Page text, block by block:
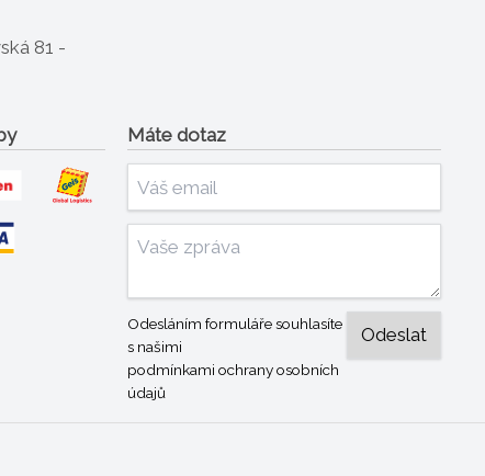
81 -
Máte dotaz
Odesláním formuláře souhlasíte
s našimi
podmínkami ochrany osobních
údajů